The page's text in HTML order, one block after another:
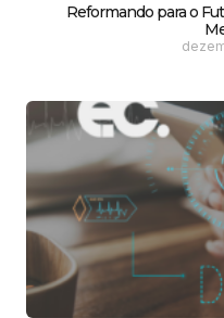
Reformando para o